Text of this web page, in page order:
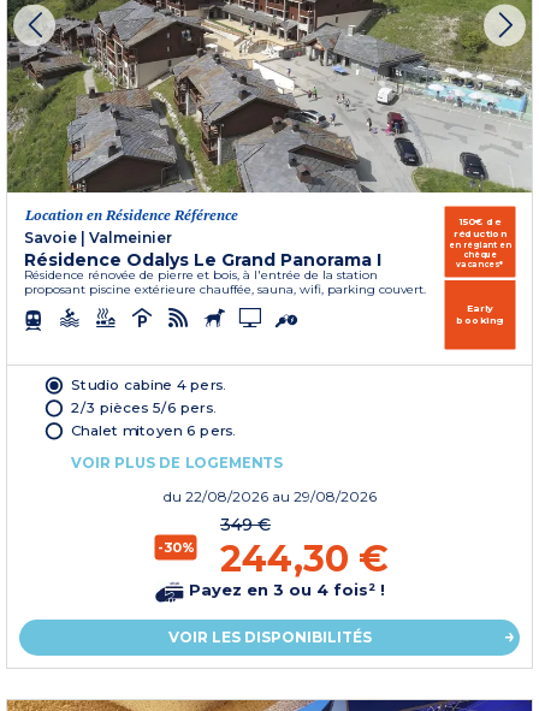
Location en Résidence Référence
Savoie | Valmeinier
Résidence Odalys Le Grand Panorama I
Résidence rénovée de pierre et bois, à l'entrée de la station
proposant piscine extérieure chauffée, sauna, wifi, parking couvert.
150€ de
réduction
en réglant en
chèque
vacances*
Early
booking
Studio cabine 4 pers.
2/3 pièces 5/6 pers.
Chalet mitoyen 6 pers.
VOIR PLUS DE LOGEMENTS
du 22/08/2026 au 29/08/2026
-30%
349 €
244,30 €
Payez en 3 ou 4 fois² !
VOIR LES DISPONIBILITÉS